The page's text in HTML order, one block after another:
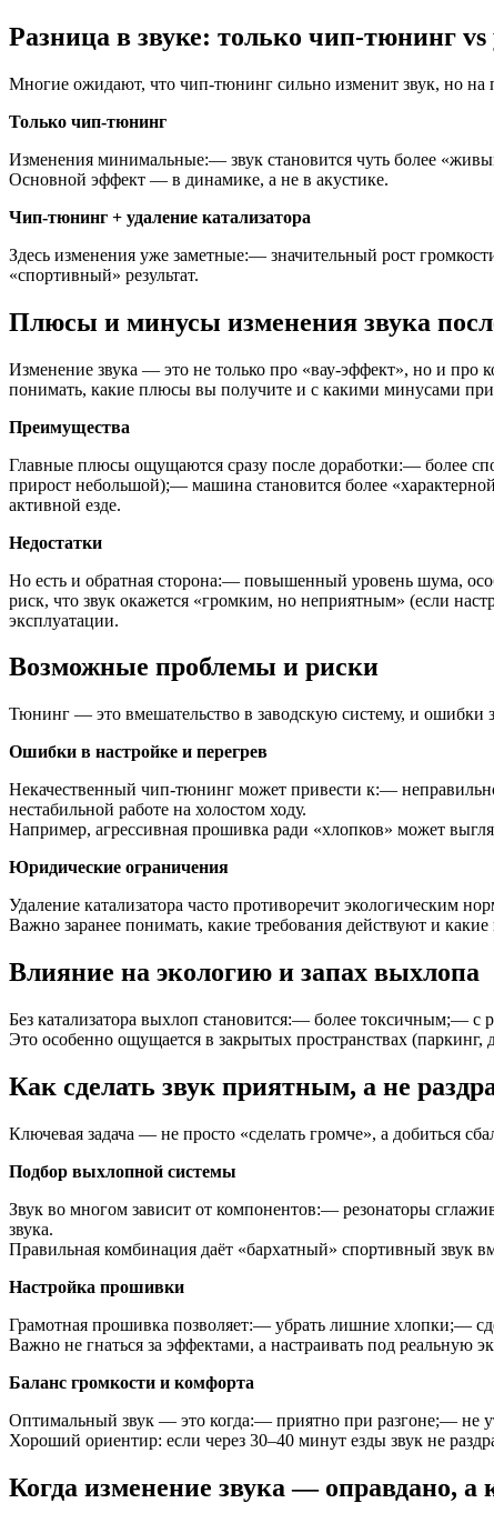
Разница в звуке: только чип-тюнинг vs
Многие ожидают, что чип-тюнинг сильно изменит звук, но
Только чип-тюнинг
Изменения минимальные:— звук становится чуть более
Основной эффект — в динамике, а не в акустике.
Чип-тюнинг + удаление катализатора
Здесь изменения уже заметные:— значительный рост
«спортивный» результат.
Плюсы и минусы изменения звука
Изменение звука — это не только про «вау-эффект», но и про
понимать, какие плюсы вы получите и с какими минусами
Преимущества
Главные плюсы ощущаются сразу после доработки:— более
прирост небольшой);— машина становится более
активной езде.
Недостатки
Но есть и обратная сторона:— повышенный уровень шума,
риск, что звук окажется «громким, но неприятным» (если
эксплуатации.
Возможные проблемы и риски
Тюнинг — это вмешательство в заводскую систему, и ошибки
Ошибки в настройке и перегрев
Некачественный чип-тюнинг может привести к:—
нестабильной работе на холостом ходу.
Например, агрессивная прошивка ради «хлопков» может
Юридические ограничения
Удаление катализатора часто противоречит
Важно заранее понимать, какие требования действуют и
Влияние на экологию и запах выхлопа
Без катализатора выхлоп становится:— более токсичным;—
Это особенно ощущается в закрытых пространствах
Как сделать звук приятным, а не
Ключевая задача — не просто «сделать громче», а добиться
Подбор выхлопной системы
Звук во многом зависит от компонентов:— резонаторы
звука.
Правильная комбинация даёт «бархатный» спортивный звук
Настройка прошивки
Грамотная прошивка позволяет:— убрать лишние хлопки;—
Важно не гнаться за эффектами, а настраивать под реальную
Баланс громкости и комфорта
Оптимальный звук — это когда:— приятно при разгоне;— не
Хороший ориентир: если через 30–40 минут езды звук не
Когда изменение звука — оправдано, а